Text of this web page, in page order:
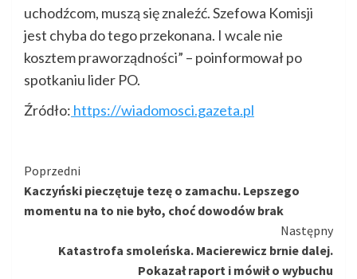
uchodźcom, muszą się znaleźć. Szefowa Komisji
jest chyba do tego przekonana. I wcale nie
kosztem praworządności” – poinformował po
spotkaniu lider PO.
Źródło: https://wiadomosci.gazeta.pl
Kontynuuj
czytanie
Poprzedni
Kaczyński pieczętuje tezę o zamachu. Lepszego
momentu na to nie było, choć dowodów brak
Następny
Katastrofa smoleńska. Macierewicz brnie dalej.
Pokazał raport i mówił o wybuchu